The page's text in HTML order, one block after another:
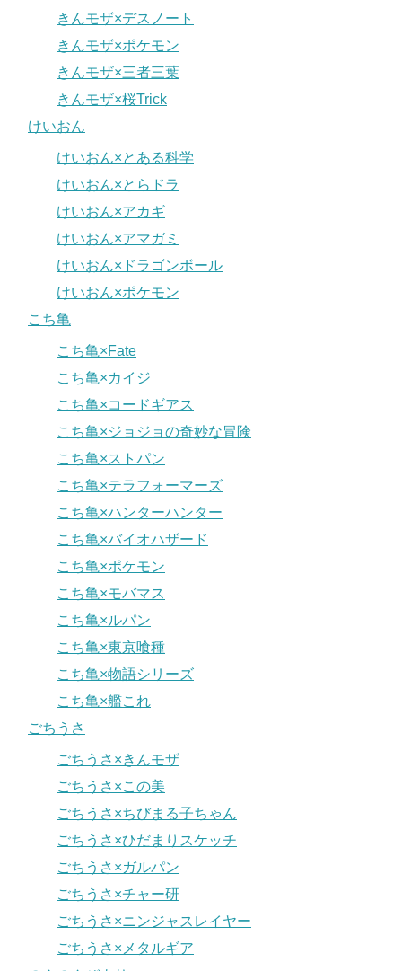
きんモザ×デスノート
きんモザ×ポケモン
きんモザ×三者三葉
きんモザ×桜Trick
けいおん
けいおん×とある科学
けいおん×とらドラ
けいおん×アカギ
けいおん×アマガミ
けいおん×ドラゴンボール
けいおん×ポケモン
こち亀
こち亀×Fate
こち亀×カイジ
こち亀×コードギアス
こち亀×ジョジョの奇妙な冒険
こち亀×ストパン
こち亀×テラフォーマーズ
こち亀×ハンターハンター
こち亀×バイオハザード
こち亀×ポケモン
こち亀×モバマス
こち亀×ルパン
こち亀×東京喰種
こち亀×物語シリーズ
こち亀×艦これ
ごちうさ
ごちうさ×きんモザ
ごちうさ×この美
ごちうさ×ちびまる子ちゃん
ごちうさ×ひだまりスケッチ
ごちうさ×ガルパン
ごちうさ×チャー研
ごちうさ×ニンジャスレイヤー
ごちうさ×メタルギア